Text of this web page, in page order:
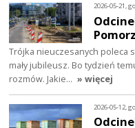
2026-05-21,
Trójka nieuczesanych poleca
mały jubileusz. Bo tydzień
rozmów. Jakie… » więcej
2026-05-12,